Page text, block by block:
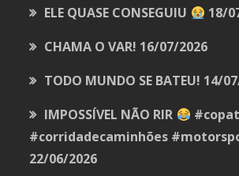
ELE QUASE CONSEGUIU
18/
CHAMA O VAR! 16/07/2026
TODO MUNDO SE BATEU! 14/
IMPOSSÍVEL NÃO RIR
#corridadecaminhões
22/06/2026